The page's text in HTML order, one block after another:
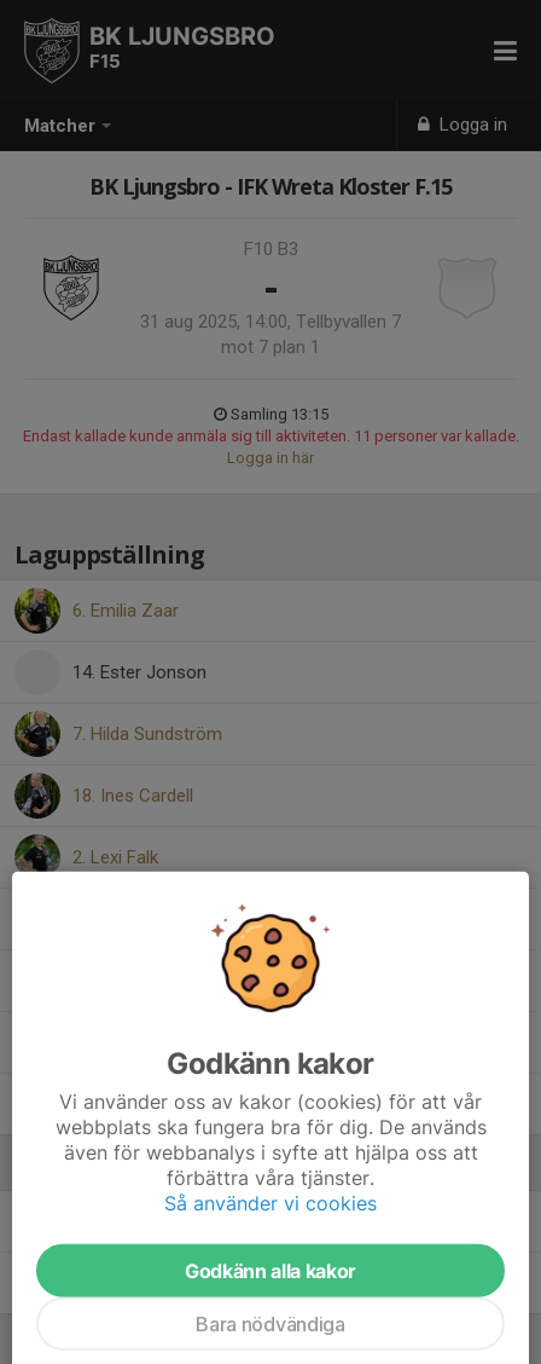
Matcher Logga in
BK LJUNGSBRO
F15
BK Ljungsbro - IFK Wreta Kloster F.15
F10 B3
-
31 aug 2025, 14:00, Tellbyvallen 7
mot 7 plan 1
Samling 13:15
Endast kallade kunde anmäla sig till aktiviteten. 11 personer var kallade.
Logga in här
Laguppställning
6. Emilia Zaar
14. Ester Jonson
7. Hilda Sundström
18. Ines Cardell
2. Lexi Falk
8. Thilde Junland Lidman
Ledare
Kent KarlssonLagledare / Tränare
Godkänn kakor
Vi använder oss av kakor (cookies) för att vår
webbplats ska fungera bra för dig. De används
även för webbanalys i syfte att hjälpa oss att
förbättra våra tjänster.
Så använder vi cookies
Godkänn alla kakor
Bara nödvändiga